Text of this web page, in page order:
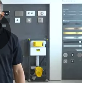
0:00 / 23:06